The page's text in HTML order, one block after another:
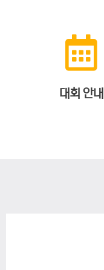
대회 안내